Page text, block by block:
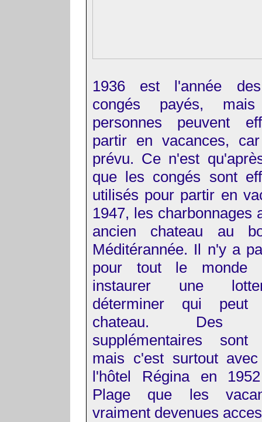
1936 est l'année
congés payés,
personnes peuvent
partir en vacances,
prévu. Ce n'est
que les congés sont
utilisés pour partir en
1947, les charbonnages
ancien chateau au
Méditérannée. Il n'y a
pour tout le
instaurer une
déterminer qui
chateau. Des
supplémentaires sont
mais c'est surtout
l'hôtel Régina en
Plage que les
vraiment devenues